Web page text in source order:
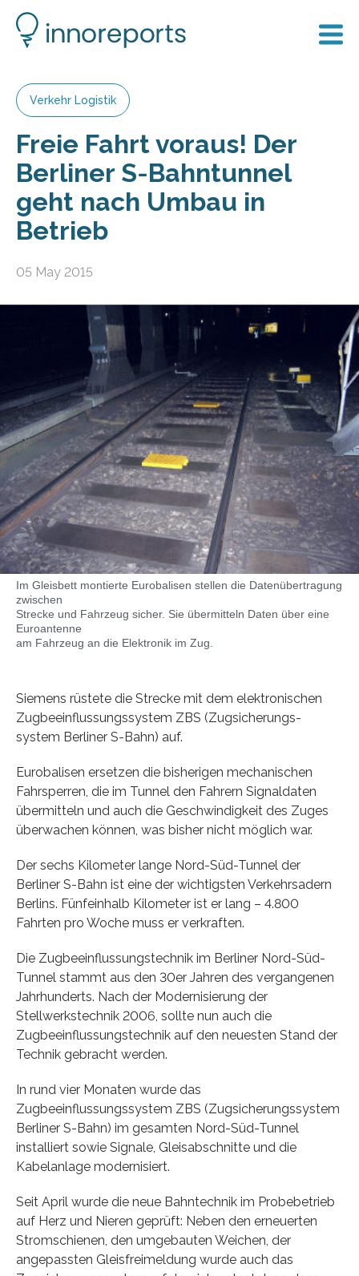
Verkehr Logistik
Freie Fahrt voraus! Der
Berliner S‑Bahntunnel
geht nach Umbau in
Betrieb
05 May 2015
Im Gleisbett montierte Eurobalisen stellen die Datenübertragung
zwischen
Strecke und Fahrzeug sicher. Sie übermitteln Daten über eine
Euroantenne
am Fahrzeug an die Elektronik im Zug.
Siemens rüstete die Strecke mit dem elektronischen
Zugbeeinflussungssystem ZBS (Zugsicherungs-
system Berliner S-Bahn) auf.
Eurobalisen ersetzen die bisherigen mechanischen
Fahrsperren, die im Tunnel den Fahrern Signaldaten
übermitteln und auch die Geschwindigkeit des Zuges
überwachen können, was bisher nicht möglich war.
Der sechs Kilometer lange Nord-Süd-Tunnel der
Berliner S-Bahn ist eine der wichtigsten Verkehrsadern
Berlins. Fünfeinhalb Kilometer ist er lang – 4.800
Fahrten pro Woche muss er verkraften.
Die Zugbeeinflussungstechnik im Berliner Nord-Süd-
Tunnel stammt aus den 30er Jahren des vergangenen
Jahrhunderts. Nach der Modernisierung der
Stellwerkstechnik 2006, sollte nun auch die
Zugbeeinflussungstechnik auf den neuesten Stand der
Technik gebracht werden.
In rund vier Monaten wurde das
Zugbeeinflussungssystem ZBS (Zugsicherungssystem
Berliner S-Bahn) im gesamten Nord-Süd-Tunnel
installiert sowie Signale, Gleisabschnitte und die
Kabelanlage modernisiert.
Seit April wurde die neue Bahntechnik im Probebetrieb
auf Herz und Nieren geprüft: Neben den erneuerten
Stromschienen, den umgebauten Weichen, der
angepassten Gleisfreimeldung wurde auch das